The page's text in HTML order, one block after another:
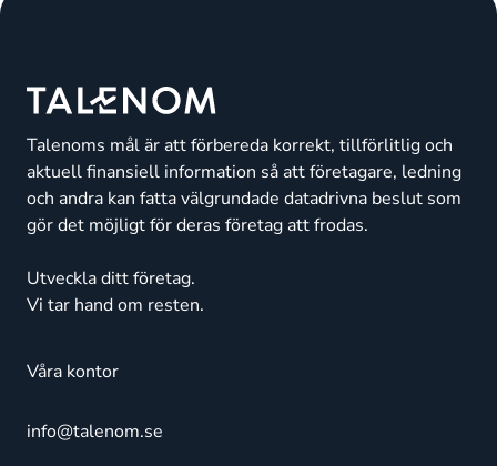
Talenoms mål är att förbereda korrekt, tillförlitlig och
aktuell finansiell information så att företagare, ledning
och andra kan fatta välgrundade datadrivna beslut som
gör det möjligt för deras företag att frodas.
Utveckla ditt företag.
Vi tar hand om resten.
Våra kontor
info@talenom.se